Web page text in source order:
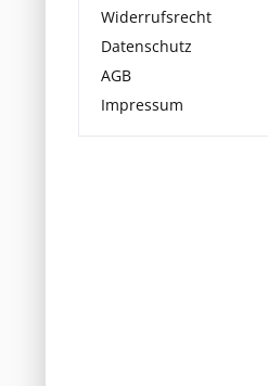
Widerrufsrecht
Datenschutz
AGB
Impressum